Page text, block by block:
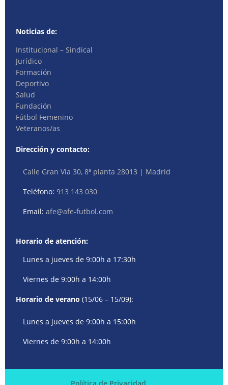
Noticias de:
Institucional – Sindical
Jurídico
Formación
Deportivo
Salud
Fundación
Fútbol Femenino
Veteranos/as
Dirección y contacto:
Calle Gran Vía 30, 8ª planta 28013 | Madrid
Teléfono:913 143 030
Email:afe@afe-futbol.com
Horario de atención:
Lunes a jueves de 9:00h a 17:30h
Viernes de 9:00h a 14:00h
Horario de verano (15/06 – 15/09):
Lunes a jueves de 9:00h a 15:00h
Viernes de 9:00h a 14:00h